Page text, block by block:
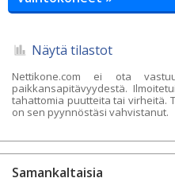
Näytä tilastot
Nettikone.com ei ota
paikkansapitävyydestä.
tahattomia puutteita tai virheitä.
on sen pyynnöstäsi vahvistanut.
Samankaltaisia